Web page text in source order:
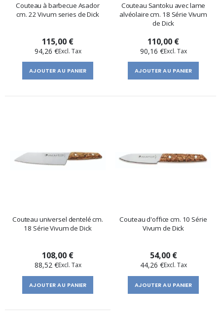
Couteau à barbecue Asador
cm. 22 Vivum series de Dick
115,00 €
94,26 €
AJOUTER AU PANIER
Couteau Santoku avec lame
alvéolaire cm. 18 Série Vivum
de Dick
110,00 €
90,16 €
AJOUTER AU PANIER
Couteau universel dentelé cm.
18 Série Vivum de Dick
108,00 €
88,52 €
AJOUTER AU PANIER
Couteau d'office cm. 10 Série
Vivum de Dick
54,00 €
44,26 €
AJOUTER AU PANIER